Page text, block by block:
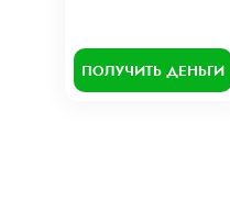
ПОЛУЧИТЬ ДЕНЬГИ